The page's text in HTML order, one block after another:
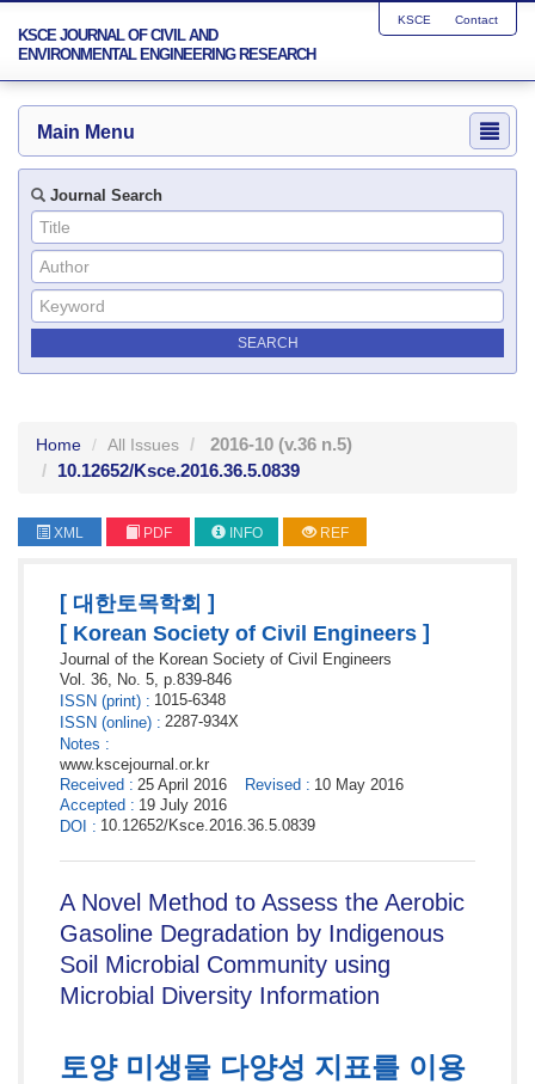
KSCE JOURNAL OF CIVIL AND
ENVIRONMENTAL ENGINEERING RESEARCH
KSCE Contact
Main Menu
Journal Search
Home All Issues 2016-10 (v.36 n.5)
10.12652/Ksce.2016.36.5.0839
XML PDF INFO REF
[ 대한토목학회 ]
[ Korean Society of Civil Engineers ]
Journal of the Korean Society of Civil Engineers
Vol. 36, No. 5, p. 839-846
ISSN (print) : 1015-6348
ISSN (online) : 2287-934X
Notes :
www.kscejournal.or.kr
Received : 25 April 2016 Revised : 10 May 2016
Accepted : 19 July 2016
DOI : 10.12652/Ksce.2016.36.5.0839
A Novel Method to Assess the Aerobic
Gasoline Degradation by Indigenous
Soil Microbial Community using
Microbial Diversity Information
토양 미생물 다양성 지표를 이용